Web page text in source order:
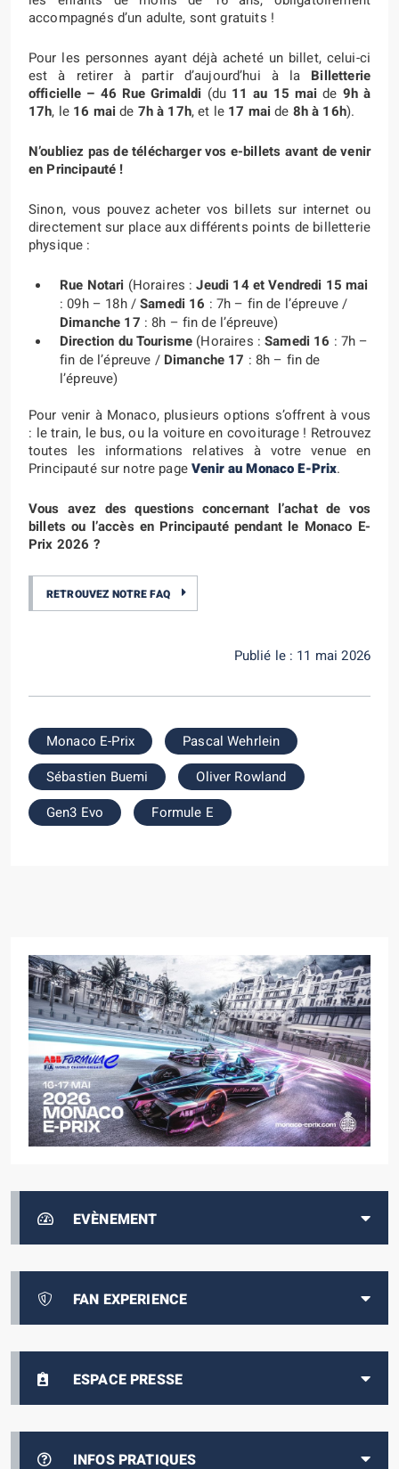
EVÈNEMENT
FAN EXPERIENCE
ESPACE PRESSE
INFOS PRATIQUES
accompagnés d’un adulte, sont gratuits !
Pour les personnes ayant déjà acheté un billet, celui-ci
est à retirer à partir d’aujourd’hui à la Billetterie
officielle – 46 Rue Grimaldi (du 11 au 15 mai de 9h à
17h, le 16 mai de 7h à 17h, et le 17 mai de 8h à 16h).
N’oubliez pas de télécharger vos e-billets avant de venir
en Principauté !
Sinon, vous pouvez acheter vos billets sur internet ou
directement sur place aux différents points de billetterie
physique :
Rue Notari (Horaires :Jeudi 14 et Vendredi 15 mai
: 09h – 18h /Samedi 16 : 7h – fin de l’épreuve /
Dimanche 17 : 8h – fin de l’épreuve)
Direction du Tourisme (Horaires :Samedi 16 : 7h –
fin de l’épreuve / Dimanche 17 : 8h – fin de
l’épreuve)
Pour venir à Monaco, plusieurs options s’offrent à vous
: le train, le bus, ou la voiture en covoiturage ! Retrouvez
toutes les informations relatives à votre venue en
Principauté sur notre pageVenir au Monaco E-Prix.
Vous avez des questions concernant l’achat de vos
billets ou l’accès en Principauté pendant le Monaco E-
Prix 2026 ?
RETROUVEZ NOTRE FAQ
Publié le : 11 mai 2026
Monaco E-Prix
Pascal Wehrlein
Sébastien Buemi
Oliver Rowland
Gen3 Evo
Formule E